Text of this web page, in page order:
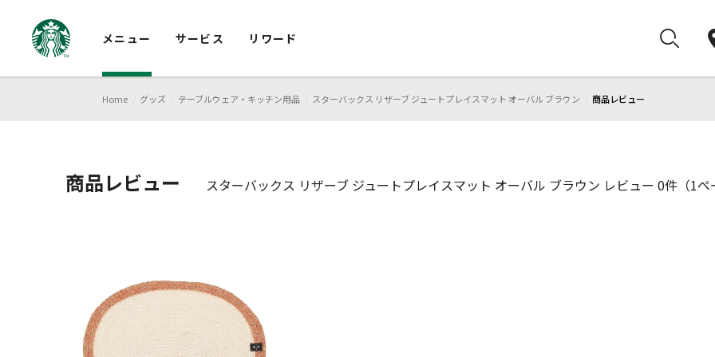
メニュー サービス リワード
Home グッズ テーブルウェア・キッチン用品 スターバックス リザーブ ジュートプレイスマット オーバル ブラウン 商品レビュー
商品レビュー スターバックス リザーブ ジュートプレイスマット オーバル ブラウン レビュー 0件（1